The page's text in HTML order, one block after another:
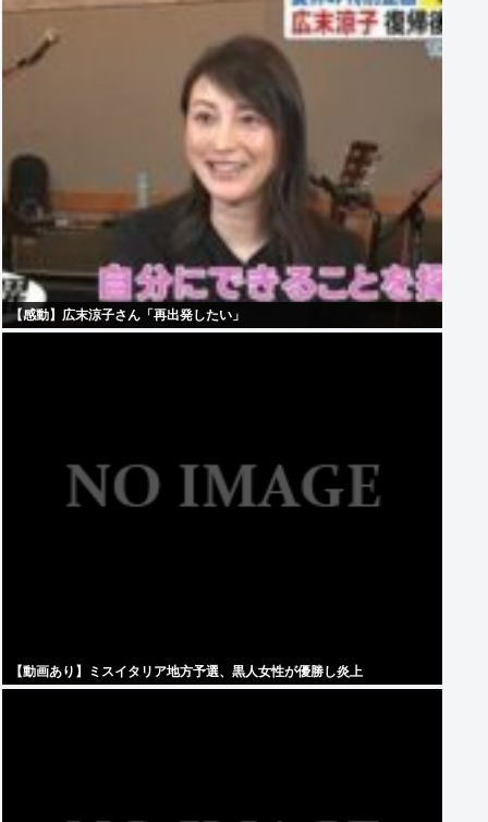
【感動】広末涼子さん「再出発したい」
【動画あり】ミスイタリア地方予選、黒人女性が優勝し炎上